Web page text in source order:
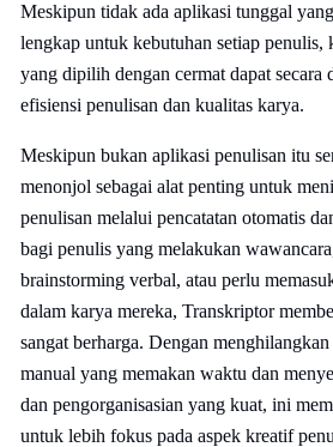
Meskipun tidak ada aplikasi tunggal
lengkap untuk kebutuhan setiap penulis,
yang dipilih dengan cermat dapat secara
efisiensi penulisan dan kualitas karya.
Meskipun bukan aplikasi penulisan itu
menonjol sebagai alat penting untuk
penulisan melalui pencatatan otomatis
bagi penulis yang melakukan
brainstorming verbal, atau perlu
dalam karya mereka, Transkriptor
sangat berharga. Dengan
manual yang memakan waktu dan
dan pengorganisasian yang kuat, ini
untuk lebih fokus pada aspek kreatif